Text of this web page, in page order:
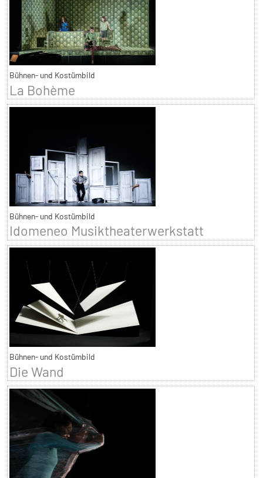
Bühnen- und Kostümbild
La Bohème
Bühnen- und Kostümbild
Idomeneo Musiktheaterwerkstatt
Bühnen- und Kostümbild
Die Wand